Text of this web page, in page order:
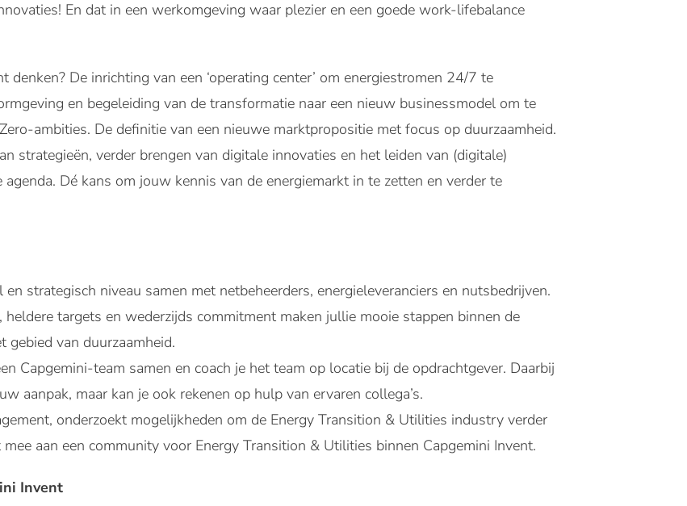
En dat in een werkomgeving waar plezier en een goede work-lifebalance
denken? De inrichting van een ‘operating center’ om energiestromen 24/7 te
en begeleiding van de transformatie naar een nieuw businessmodel om te
ambities. De definitie van een nieuwe marktpropositie met focus op duurzaamheid.
strategieën, verder brengen van digitale innovaties en het leiden van (digitale)
Dé kans om jouw kennis van de energiemarkt in te zetten en verder te
strategisch niveau samen met netbeheerders, energieleveranciers en nutsbedrijven.
heldere targets en wederzijds commitment maken jullie mooie stappen binnen de
gebied van duurzaamheid.
Capgemini-team samen en coach je het team op locatie bij de opdrachtgever. Daarbij
aanpak, maar kan je ook rekenen op hulp van ervaren collega’s.
onderzoekt mogelijkheden om de Energy Transition & Utilities industry verder
aan een community voor Energy Transition & Utilities binnen Capgemini Invent.
Invent